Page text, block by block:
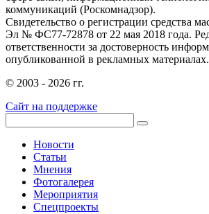
коммуникаций (Роскомнадзор).
Свидетельство о регистрации средства
Эл № ФС77-72878 от 22 мая 2018 года.
ответственности за достоверность
опубликованной в рекламных материалах.
© 2003 - 2026 гг.
Сайт на поддержке
Новости
Статьи
Мнения
Фотогалерея
Мероприятия
Спецпроекты